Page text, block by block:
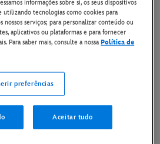
A
Gatto
Oasis: Don't Look Back In
Anger
informações sobre si, os seus dispositivos
tecnologias como cookies para
nossos serviços; para personalizar conteúdo ou
aplicativos ou plataformas e para fornecer
Para saber mais, consulte a nossaPolítica de
preferências
Aceitar tudo